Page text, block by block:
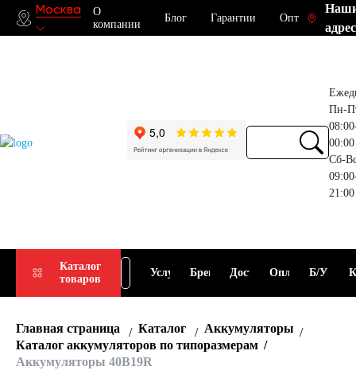
Москва
О
компании
Блог Гарантии Опт
Пн-
00:00
Сб-
21:00
Каталог
товаров
Подбор
АКБ
Услуги Бренды ДоставкаОплата Б/У
Главная страница Каталог
Аккумуляторы
Каталог аккумуляторов по типоразмерам
Аккумуляторы 40B19R